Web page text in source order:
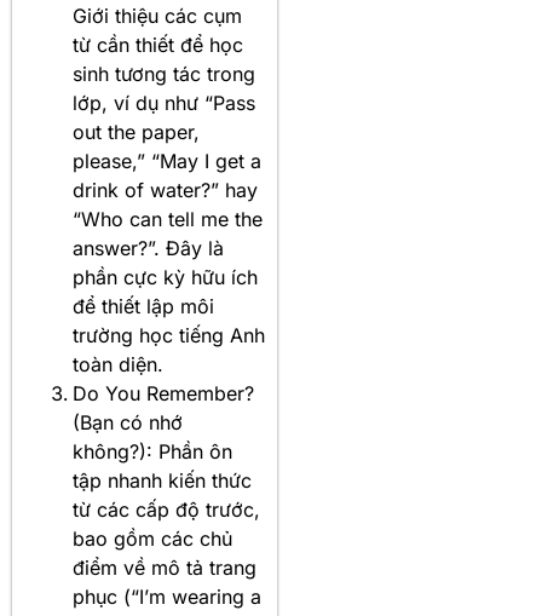
Giới thiệu các cụm
từ cần thiết để học
sinh tương tác trong
lớp, ví dụ như “Pass
out the paper,
please,” “May I get a
drink of water?” hay
“Who can tell me the
answer?”. Đây là
phần cực kỳ hữu ích
để thiết lập môi
trường học tiếng Anh
toàn diện.
Do You Remember?
(Bạn có nhớ
không?): Phần ôn
tập nhanh kiến thức
từ các cấp độ trước,
bao gồm các chủ
điểm về mô tả trang
phục (“I’m wearing a